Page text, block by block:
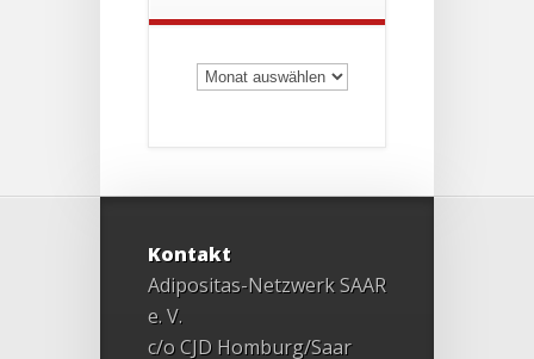
Archiv
Kontakt
Adipositas-Netzwerk SAAR
e. V.
c/o CJD Homburg/Saar